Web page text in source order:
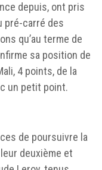
depuis, ont pris
pré-carré des
qu’au terme de
sa position de
4 points, de la
un petit point.
de poursuivre la
deuxième et